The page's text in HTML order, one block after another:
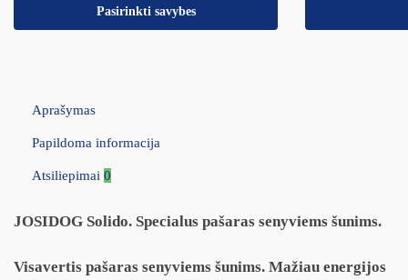
Pasirinkti savybes
Aprašymas
Papildoma informacija
Atsiliepimai 0
JOSIDOG Solido. Specialus pašaras senyviems šunims.
Visavertis pašaras senyviems šunims. Mažiau energijos